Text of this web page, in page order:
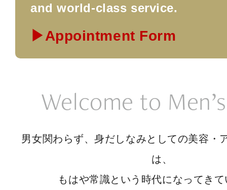
and world-class service.
▶Appointment Form
Welcome to
男女関わらず、身だしなみとしての美容・
は、
もはや常識という時代になってき